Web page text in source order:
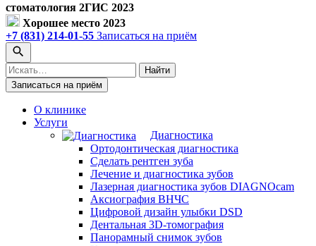
стоматология 2ГИС 2023
Хорошее место 2023
+7 (831) 214-01-55 Записаться на приём
Поиск
по
сайту
Найти
Записаться на приём
О клинике
Услуги
Диагностика
Ортодонтическая диагностика
Сделать рентген зуба
Лечение и диагностика зубов
Лазерная диагностика зубов DIAGNOcam
Аксиография ВНЧС
Цифровой дизайн улыбки DSD
Дентальная 3D-томография
Панорамный снимок зубов